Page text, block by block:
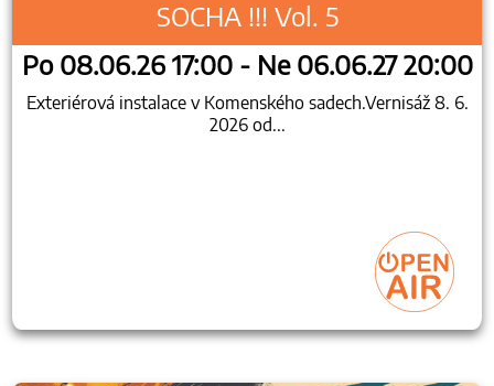
SOCHA !!! Vol. 5
Po 08.06.26 17:00 - Ne 06.06.27 20:00
Exteriérová instalace v Komenského sadech.Vernisáž 8. 6.
2026 od...